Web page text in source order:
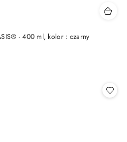
- 400 ml, kolor : czarny